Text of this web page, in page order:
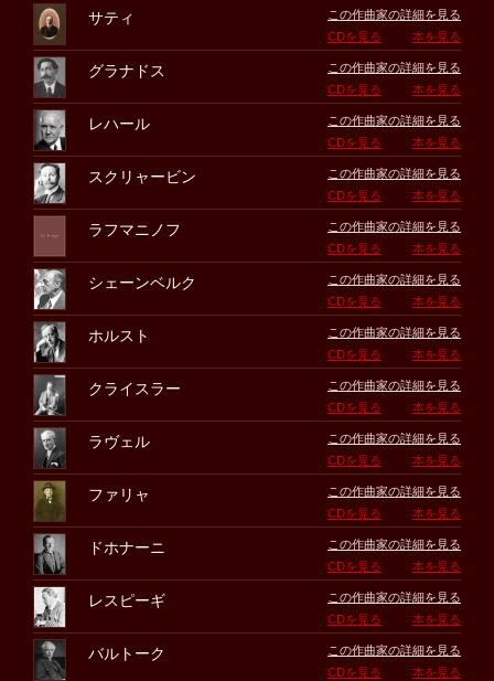
サティ
この作曲家の詳細を見る
CDを見る
本を見る
グラナドス
この作曲家の詳細を見る
CDを見る
本を見る
レハール
この作曲家の詳細を見る
CDを見る
本を見る
スクリャービン
この作曲家の詳細を見る
CDを見る
本を見る
ラフマニノフ
この作曲家の詳細を見る
CDを見る
本を見る
シェーンベルク
この作曲家の詳細を見る
CDを見る
本を見る
ホルスト
この作曲家の詳細を見る
CDを見る
本を見る
クライスラー
この作曲家の詳細を見る
CDを見る
本を見る
ラヴェル
この作曲家の詳細を見る
CDを見る
本を見る
ファリャ
この作曲家の詳細を見る
CDを見る
本を見る
ドホナーニ
この作曲家の詳細を見る
CDを見る
本を見る
レスピーギ
この作曲家の詳細を見る
CDを見る
本を見る
バルトーク
この作曲家の詳細を見る
CDを見る
本を見る